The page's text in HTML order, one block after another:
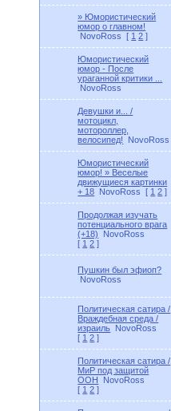
» Юмористический
юмор о главном!
NovoRoss
[ 1 2 ]
Юмористический
юмор - После
ураганной критики ...
NovoRoss
Девушки и... /
мотоцикл,
мотороллер,
велосипед!
NovoRoss
Юмористический
юмор! » Веселые
движущиеся картинки
+ 18 NovoRoss [ 1 2 ]
Продолжая изучать
потенциального врага
(+18)
NovoRoss
[ 1 2 ]
Пушкин был эфиоп?
NovoRoss
Политическая сатира /
Враждебная среда /
израиль NovoRoss
[ 1 2 ]
Политическая сатира /
МиР под защитой
ООН
NovoRoss
[ 1 2 ]